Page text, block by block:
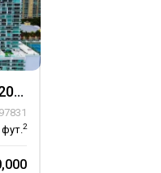
400 Sunny Isles Boulevard 2005, Unit 2005
фут.2